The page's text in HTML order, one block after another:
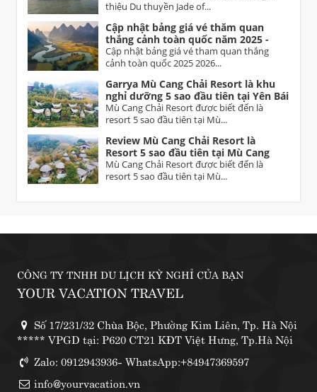
thiệu Du thuyền Jade of...
Cập nhật bảng giá vé thăm quan
thắng cảnh toàn quốc năm 2025 -
2026 Vietnam tourist attractions
ticket prices
Cập nhật bảng giá vé tham quan thắng
cảnh toàn quốc 2025 2026...
Garrya Mù Cang Chải Resort là khu
nghỉ dưỡng 5 sao đầu tiên tại Yên Bái
Mù Cang Chải Resort được biết đến là
resort 5 sao đầu tiên tại Mù...
Review Mù Cang Chải Resort là
Resort 5 sao đầu tiên tại Mù Cang
Chải Yên Bái
Mù Cang Chải Resort được biết đến là
resort 5 sao đầu tiên tại Mù...
CÔNG TY TNHH DU LỊCH KỲ NGHỈ CỦA BẠN
YOUR VACATION TRAVEL
Số 17/231/32 Chùa Bộc, Phường Kim Liên, Tp. Hà Nội
***** VPGD tại: P620 CT21 KĐT Việt Hưng, Tp.Hà Nội
Zalo: 0912943936- WhatsApp:+84947369597
info@yourvacation.vn